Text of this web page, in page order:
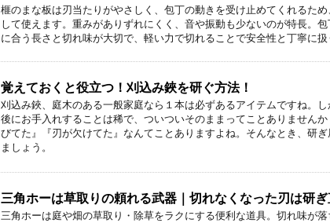
榧のまな板は刃当たりがやさしく、包丁の動きを受け止めてくれるた
して使えます。重みがありずれにくく、音や振動も少ないのが特長。
に合う長さと切れ味が大切で、軽い力で切れることで安全性と丁寧に扱
覚えておくと役立つ！刈込み鋏を研ぐ方法！
刈込み鋏、庭木のある一般家庭なら１本は必ずあるアイテムですね。し
後にお手入れすることは稀で、ついついそのままってことありません
びてた』『刃が欠けてた』なんてことありますよね。そんなとき、研ぎ
ましょう。
三角ホーは草取りの頼れる武器｜切れなくなった刃は研
三角ホーは庭や畑の草取り・除草をラクにする便利な道具。切れ味が落